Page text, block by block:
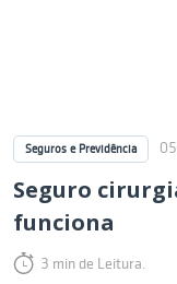
Seguros e Previdência
Seguro
funciona
3 min de Leitura.